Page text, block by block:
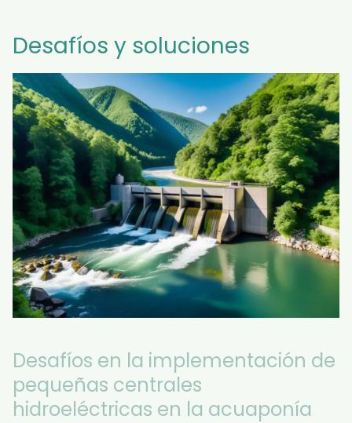
Desafíos y soluciones
Desafíos en la implementación de
pequeñas centrales
hidroeléctricas en la acuaponía